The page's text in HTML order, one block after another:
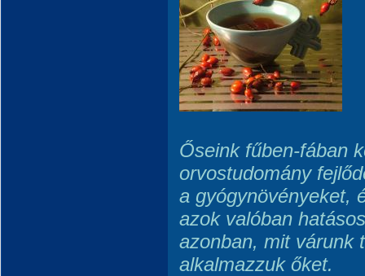
Őseink fűben-fában
orvostudomány
a gyógynövényeket,
azok valóban
azonban, mit várunk
alkalmazzuk őket.